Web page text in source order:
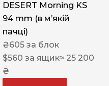
DESERT Morning KS
94 mm (в мʼякій
пачці)
₴605 за блок
$560 за ящик≈ 25 200
₴